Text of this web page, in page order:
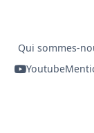
Qui sommes-
Youtube